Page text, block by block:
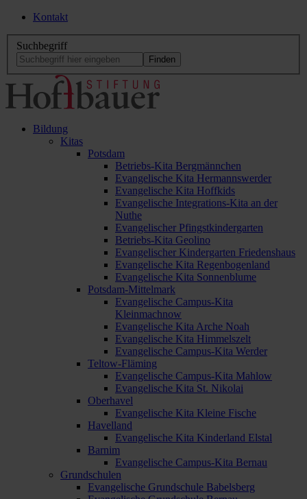
Kontakt
Suchbegriff
Bildung
Kitas
Potsdam
Betriebs-Kita Bergmännchen
Evangelische Kita Hermannswerder
Evangelische Kita Hoffkids
Evangelische Integrations-Kita an der
Nuthe
Evangelischer Pfingstkindergarten
Betriebs-Kita Geolino
Evangelischer Kindergarten Friedenshaus
Evangelische Kita Regenbogenland
Evangelische Kita Sonnenblume
Potsdam-Mittelmark
Evangelische Campus-Kita
Kleinmachnow
Evangelische Kita Arche Noah
Evangelische Kita Himmelszelt
Evangelische Campus-Kita Werder
Teltow-Fläming
Evangelische Campus-Kita Mahlow
Evangelische Kita St. Nikolai
Oberhavel
Evangelische Kita Kleine Fische
Havelland
Evangelische Kita Kinderland Elstal
Barnim
Evangelische Campus-Kita Bernau
Grundschulen
Evangelische Grundschule Babelsberg